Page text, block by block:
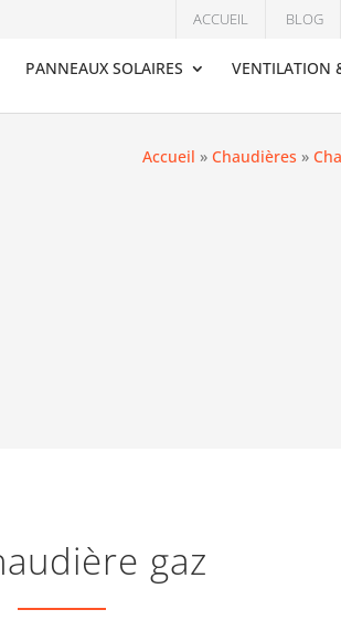
ACCUEIL BLOG
PANNEAUX SOLAIRES VENTILATION
Accueil » Chaudières »
gaz